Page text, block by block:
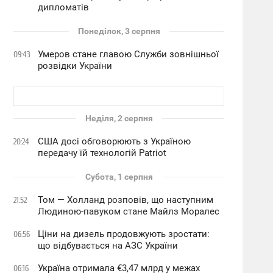
дипломатів
Понеділок, 3 серпня
09:43
Умеров стане главою Служби зовнішньої
розвідки України
Неділя, 2 серпня
20:24
США досі обговорюють з Україною
передачу їй технологій Patriot
Субота, 1 серпня
21:52
Том — Холланд розповів, що наступним
Людиною-павуком стане Майлз Моралес
06:56
Ціни на дизель продовжують зростати:
що відбувається на АЗС України
06:16 Україна отримала €3,47 млрд у межах